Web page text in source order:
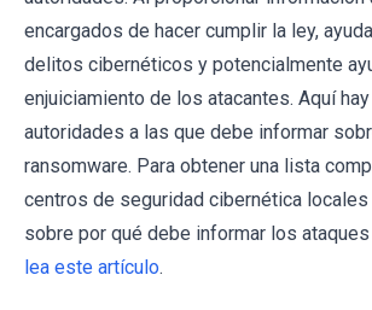
encargados de hacer cumplir la ley,
delitos cibernéticos y potencialmente
enjuiciamiento de los atacantes. Aquí
autoridades a las que debe informar
ransomware. Para obtener una lista
centros de seguridad cibernética
sobre por qué debe informar los
lea este artículo.